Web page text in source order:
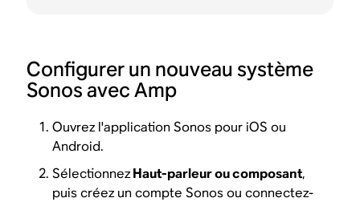
Configurer un nouveau système
Sonos avec Amp
Ouvrez l'application Sonos pour iOS ou
Android.
SélectionnezHaut-parleur ou composant,
puis créez un compte Sonos ou connectez-